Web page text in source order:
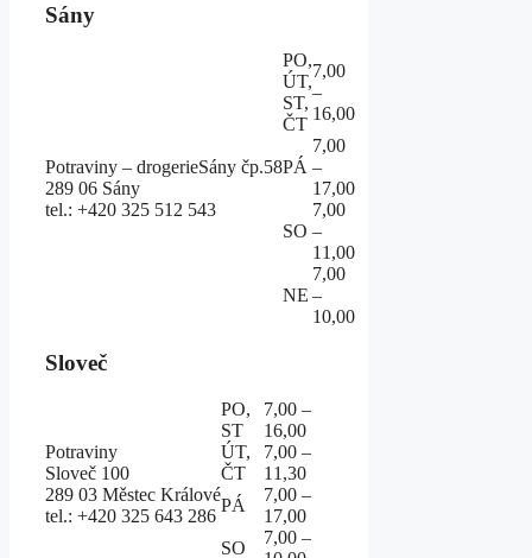
Sány
Potraviny – drogerieSány čp.58
289 06 Sány
tel.: +420 325 512 543
PO,
ÚT,
ST,
ČT
7,00
–
16,00
PÁ
7,00
–
17,00
SO
7,00
–
11,00
NE
7,00
–
10,00
Sloveč
Potraviny
Sloveč 100
289 03 Městec Králové
tel.: +420 325 643 286
PO,
ST
7,00 –
16,00
ÚT,
ČT
7,00 –
11,30
PÁ
7,00 –
17,00
SO
7,00 –